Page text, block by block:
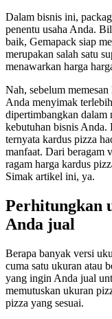
Dalam bisnis ini,
penentu usaha Anda.
baik, Gemapack siap
merupakan salah satu
menawarkan harga
Nah, sebelum
Anda menyimak
dipertimbangkan dalam
kebutuhan bisnis Anda.
ternyata kardus pizza
manfaat. Dari beragam
ragam harga kardus
Simak artikel ini, ya.
Perhitungkan
Anda jual
Berapa banyak versi
cuma satu ukuran atau
yang ingin Anda jual
memutuskan ukuran
pizza yang sesuai.